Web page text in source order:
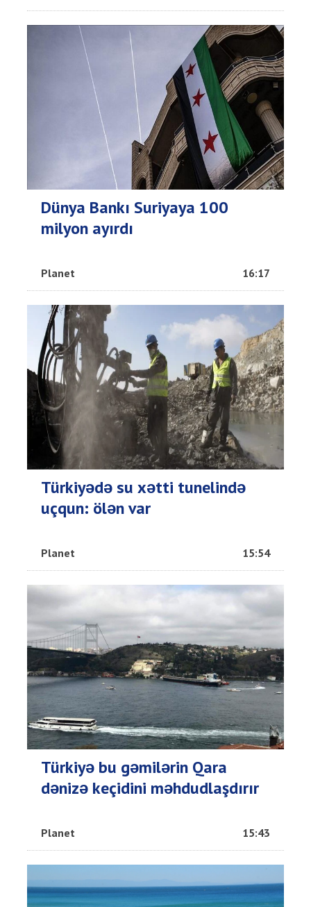
Dünya Bankı Suriyaya 100
milyon ayırdı
Planet 16:17
Türkiyədə su xətti tunelində
uçqun: ölən var
Planet 15:54
Türkiyə bu gəmilərin Qara
dənizə keçidini məhdudlaşdırır
Planet 15:43